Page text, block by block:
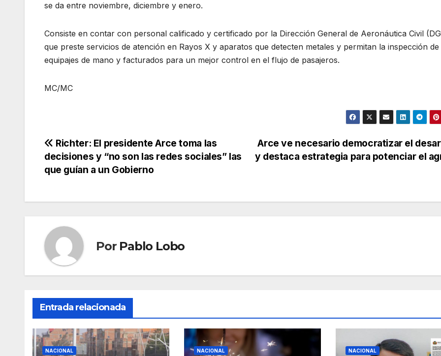
se da entre noviembre, diciembre y enero.
Consiste en contar con personal calificado y certificado por la Dirección General de Aeronáutica Civil
que preste servicios de atención en Rayos X y aparatos que detecten metales y permitan la inspección de
equipajes de mano y facturados para un mejor control en el flujo de pasajeros.
MC/MC
Navegación
de
Arce ve necesario democratizar el
y destaca estrategia para potenciar el
Richter: El presidente Arce toma las
decisiones y “no son las redes sociales” las
que guían a un Gobierno
Por Pablo Lobo
Entrada relacionada
NACIONAL NACIONAL NACIONAL